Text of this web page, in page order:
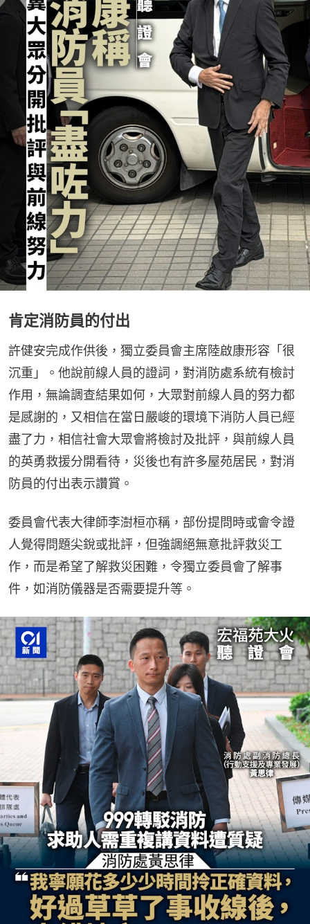
肯定消防員的付出
許健安完成作供後，獨立委員會主席陸啟康形容「很
沉重」。他說前線人員的證詞，對消防處系統有檢討
作用，無論調查結果如何，大眾對前線人員的努力都
是感謝的，又相信在當日嚴峻的環境下消防人員已經
盡了力，相信社會大眾會將檢討及批評，與前線人員
的英勇救援分開看待，災後也有許多屋苑居民，對消
防員的付出表示讚賞。
委員會代表大律師李澍桓亦稱，部份提問時或會令證
人覺得問題尖銳或批評，但強調絕無意批評救災工
作，而是希望了解救災困難，令獨立委員會了解事
件，如消防儀器是否需要提升等。